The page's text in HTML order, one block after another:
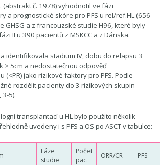
(abstrakt č. 1978) vyhodnotil ve fázi
a prognostické skóre pro PFS u rel/ref.HL (656
GHSG a z francouzské studie H96, které byly
II u 390 pacientů z MSKCC a z Dánska.
identifikovala stadium IV, dobu do relapsu 3
> 5cm a nedostatečnou odpověď
(<PR) jako rizikové faktory pro PFS. Podle
rozdělit pacienty do 3 rizikových skupin
3-5).
transplantací u HL bylo použito několik
uvedeny i s PFS a OS po ASCT v tabulce:
Fáze
studie
Počet
pac.
ORR/CR PFS